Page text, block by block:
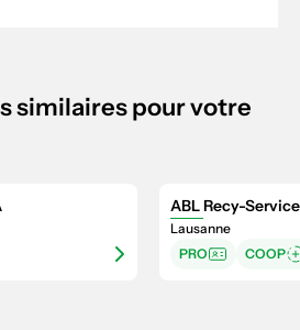
similaires pour votre
ABL Recy-
Lausanne
PRO
COOP